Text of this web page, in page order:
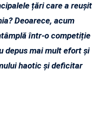
țări care a reușit
Deoarece, acum
într-o competiție
depus mai mult efort și
haotic și deficitar